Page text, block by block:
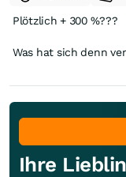
Plötzlich + 300 %???
Was hat sich denn
Ihre